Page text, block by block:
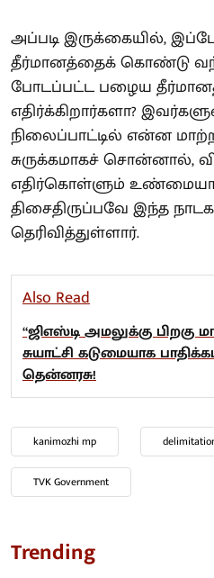
அப்படி இருக்கையில்,
தீர்மானத்தைக் கொண்டு
போடப்பட்ட பழைய
எதிர்க்கிறார்களா?
நிலைப்பாட்டில் என்ன
சுருக்கமாகச் சொன்னால்,
எதிர்கொள்ளும்
திசைதிருப்பவே இந்த
தெரிவித்துள்ளார்.
Also Read
“ஜிஎஸ்டி அமலுக்கு பிறகு
சுயாட்சி கடுமையாக
தென்னரசு!
kanimozhi mp
TVK Government
Trending